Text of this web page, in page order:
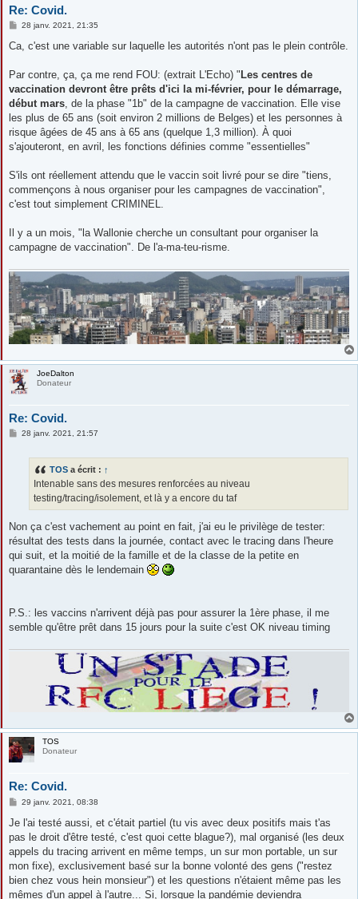
Re: Covid.
M
s
g
28 janv. 2021, 21:35
Ca, c'est une variable sur laquelle les autorités n'ont pas le plein contrôle.
Par contre, ça, ça me rend FOU: (extrait L'Echo) " Les centres de
vaccination devront être prêts d'ici la mi-février, pour le démarrage,
début mars, de la phase "1b" de la campagne de vaccination. Elle vise
les plus de 65 ans (soit environ 2 millions de Belges) et les personnes à
risque âgées de 45 ans à 65 ans (quelque 1,3 million). À quoi
s'ajouteront, en avril, les fonctions définies comme "essentielles"
S'ils ont réellement attendu que le vaccin soit livré pour se dire "tiens,
commençons à nous organiser pour les campagnes de vaccination",
c'est tout simplement CRIMINEL.
Il y a un mois, "la Wallonie cherche un consultant pour organiser la
campagne de vaccination". De l'a-ma-teu-risme.
JoeDalton
Donateur
Re: Covid.
M28 janv. 2021, 21:57
TOS a écrit : ↑
Intenable sans des mesures renforcées au niveau
testing/tracing/isolement, et là y a encore du taf
Non ça c'est vachement au point en fait, j'ai eu le privilège de tester:
résultat des tests dans la journée, contact avec le tracing dans l'heure
qui suit, et la moitié de la famille et de la classe de la petite en
quarantaine dès le lendemain
P.S.: les vaccins n'arrivent déjà pas pour assurer la 1ère phase, il me
semble qu'être prêt dans 15 jours pour la suite c'est OK niveau timing
TOS
Donateur
Re: Covid.
M
s
a
g
e
29 janv. 2021, 08:38
Je l'ai testé aussi, et c'était partiel (tu vis avec deux positifs mais t'as
pas le droit d'être testé, c'est quoi cette blague?), mal organisé (les deux
appels du tracing arrivent en même temps, un sur mon portable, un sur
mon fixe), exclusivement basé sur la bonne volonté des gens ("restez
bien chez vous hein monsieur") et les questions n'étaient même pas les
mêmes d'un appel à l'autre... Si, lorsque la pandémie deviendra